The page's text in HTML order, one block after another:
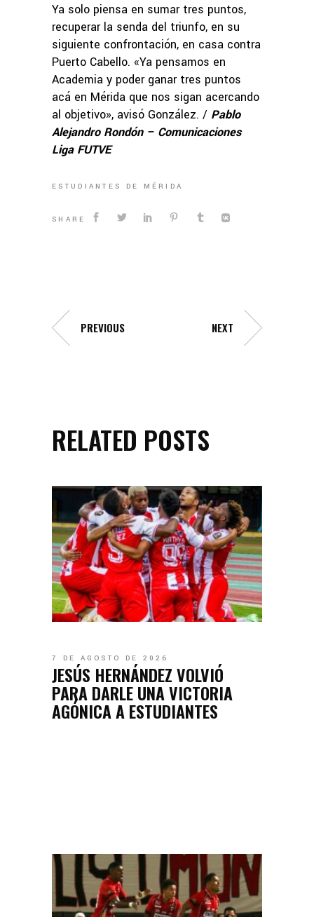
Ya solo piensa en sumar tres puntos,
recuperar la senda del triunfo, en su
siguiente confrontación, en casa contra
Puerto Cabello. «Ya pensamos en
Academia y poder ganar tres puntos
acá en Mérida que nos sigan acercando
al objetivo», avisó González. / Pablo
Alejandro Rondón – Comunicaciones
Liga FUTVE
ESTUDIANTES DE MÉRIDA
SHARE
PREVIOUS NEXT
RELATED POSTS
7 DE AGOSTO DE 2026
JESÚS HERNÁNDEZ VOLVIÓ
PARA DARLE UNA VICTORIA
AGÓNICA A ESTUDIANTES